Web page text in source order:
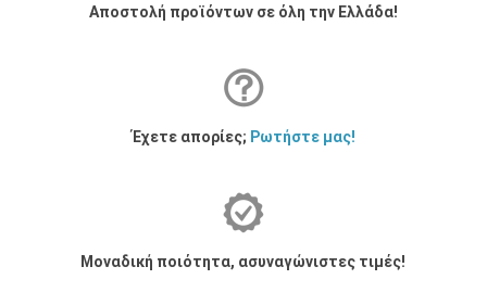
Αποστολή προϊόντων σε όλη την Ελλάδα!
Έχετε απορίες; Ρωτήστε μας!
Μοναδική ποιότητα, ασυναγώνιστες τιμές!